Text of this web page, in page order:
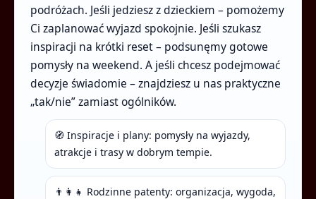
podróżach. Jeśli jedziesz z dzieckiem – pomożemy
Ci zaplanować wyjazd spokojnie. Jeśli szukasz
inspiracji na krótki reset – podsunęmy gotowe
pomysły na weekend. A jeśli chcesz podejmować
decyzje świadomie – znajdziesz u nas praktyczne
„tak/nie” zamiast ogólników.
🧭 Inspiracje i plany: pomysły na wyjazdy,
atrakcje i trasy w dobrym tempie.
👨‍👩‍👧 Rodzinne patenty: organizacja, wygoda,